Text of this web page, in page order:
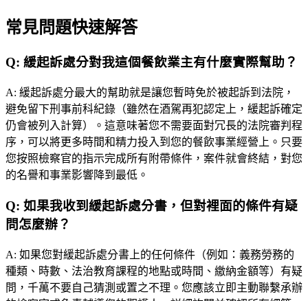
常見問題快速解答
Q: 緩起訴處分對我這個餐飲業主有什麼實際幫助？
A: 緩起訴處分最大的幫助就是讓您暫時免於被起訴到法院，
避免留下刑事前科紀錄（雖然在酒駕再犯認定上，緩起訴確定
仍會被列入計算）。這意味著您不需要面對冗長的法院審判程
序，可以將更多時間和精力投入到您的餐飲事業經營上。只要
您按照檢察官的指示完成所有附帶條件，案件就會終結，對您
的名譽和事業影響降到最低。
Q: 如果我收到緩起訴處分書，但對裡面的條件有疑
問怎麼辦？
A: 如果您對緩起訴處分書上的任何條件（例如：義務勞務的
種類、時數、法治教育課程的地點或時間、繳納金額等）有疑
問，千萬不要自己猜測或置之不理。您應該立即主動聯繫承辦